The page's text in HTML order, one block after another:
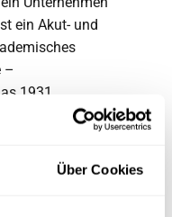
Über Cookies
ein Akut- und
–
1931
260 Betten.
15.000